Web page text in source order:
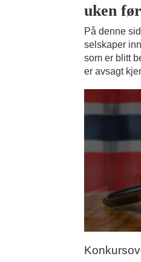
uken
På denne
selskaper
som er blitt
er avsagt